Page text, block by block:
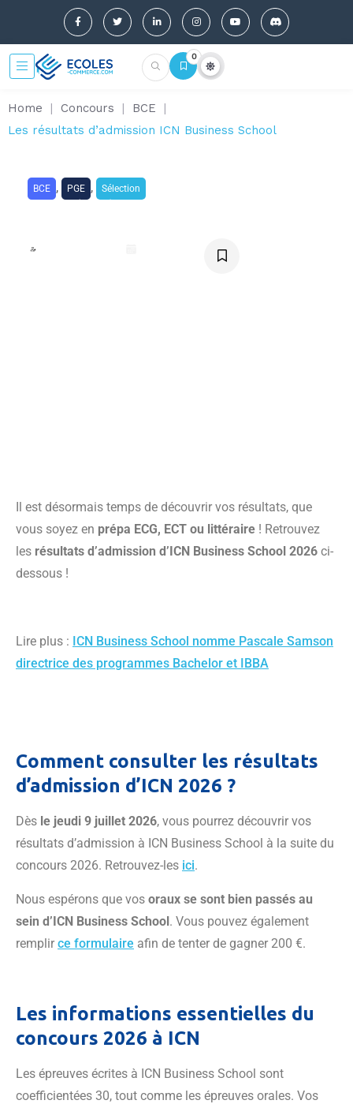
0
Home | Concours | BCE
|
Les résultats d’admission ICN Business School
BCE , PGE , Sélection
Il est désormais temps de découvrir vos résultats, que
vous soyez en prépa ECG, ECT ou littéraire ! Retrouvez
les résultats d’admission d’ICN Business School 2026 ci-
dessous !
Lire plus : ICN Business School nomme Pascale Samson
directrice des programmes Bachelor et IBBA
Comment consulter les résultats
d’admission d’ICN 2026 ?
Dès le jeudi 9 juillet 2026, vous pourrez découvrir vos
résultats d’admission à ICN Business School à la suite du
concours 2026. Retrouvez-les ici.
Nous espérons que vos oraux se sont bien passés au
sein d’ICN Business School. Vous pouvez également
remplir ce formulaire afin de tenter de gagner 200 €.
Les informations essentielles du
concours 2026 à ICN
Les épreuves écrites à ICN Business School sont
coefficientées 30, tout comme les épreuves orales. Vos